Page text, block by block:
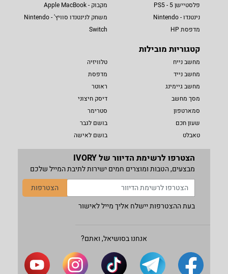
פלסטיישן 5 - PS5
נינטנדו - Nintendo
מדפסת HP
מקבוק - Apple MacBook
משחק לנינטנדו סוויץ' - Nintendo
Switch
קטגוריות מובילות
מחשב נייח
מחשב נייד
מחשב גיימינג
מסך מחשב
סמארטפון
שעון חכם
טאבלט
טלוויזיה
מדפסת
ראוטר
דיסק חיצוני
סטרימר
בושם לגבר
בושם לאישה
הצטרפו לרשימת הדיוור של IVORY
מבצעים, הטבות ומוצרים חמים ישירות לתיבת המייל שלכם
הצטרפות
בעת ההצטרפות יישלח אליך מייל לאישור
אנחנו בסושיאל, ואתם?